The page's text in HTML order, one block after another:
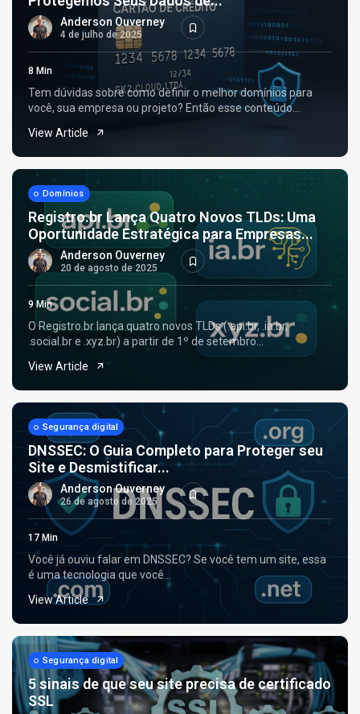
Anderson Ouverney
4 de julho de 2025
8 Min
Tem dúvidas sobre como definir o melhor domínios para
você, sua empresa ou projeto? Então esse conteúdo...
View Article
Domínios
Registro.br Lança Quatro Novos TLDs: Uma
Oportunidade Estratégica para Empresas...
Anderson Ouverney
20 de agosto de 2025
9 Min
O Registro.br lança quatro novos TLDs (.api.br, .ia.br,
.social.br e .xyz.br) a partir de 1º de setembro...
View Article
Segurança digital
DNSSEC: O Guia Completo para Proteger seu
Site e Desmistificar...
Anderson Ouverney
26 de agosto de 2025
17 Min
Você já ouviu falar em DNSSEC? Se você tem um site, essa
é uma tecnologia que você...
View Article
Segurança digital
5 sinais de que seu site precisa de certificado
SSL